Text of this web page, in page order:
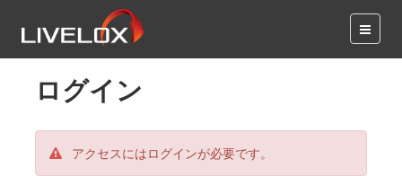
ログイン
アクセスにはログインが必要です。